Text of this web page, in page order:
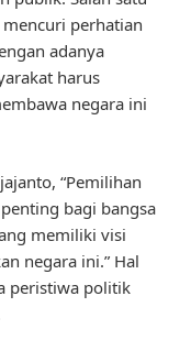
perhatian
adanya
harus
negara ini
“Pemilihan
bagi bangsa
memiliki visi
negara ini.” Hal
peristiwa politik